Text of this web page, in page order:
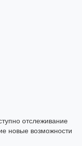
отслеживание
новые возможности